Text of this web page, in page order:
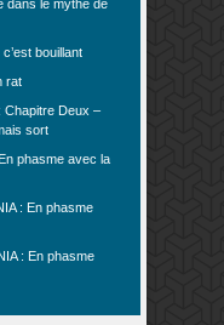
dans le mythe de
bouillant
rat
Chapitre Deux –
sort
phasme avec la
: En phasme
: En phasme